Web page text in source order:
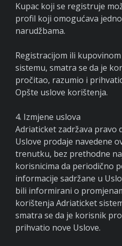
Kupac koji se registruje
profil koji omogućava
narudžbama.
Registracijom ili
sistemu, smatra se da je
pročitao, razumio i
Opšte uslove korištenja.
4. Izmjene uslova
Adriaticket zadržava pravo
Uslove prodaje navedene
trenutku, bez prethodne
korisnicima da periodično
informacije sadržane u
bili informirani o
korištenja Adriaticket
smatra se da je korisnik
prihvatio nove Uslove.